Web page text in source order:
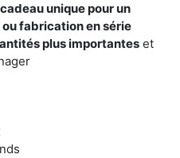
unique pour un
fabrication en série
plus importantes et